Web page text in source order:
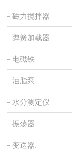
磁力搅拌器
弹簧加载器
电磁铁
油脂泵
水分测定仪
振荡器
变送器.